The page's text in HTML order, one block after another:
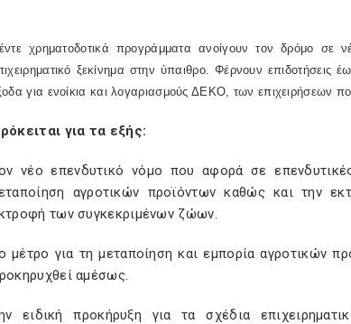
χρηματοδοτικά προγράμματα ανοίγουν τον δρόμο
ξεκίνημα στην ύπαιθρο. Φέρνουν
για ενοίκια και λογαριασμούς ΔΕΚΟ, των επιχειρήσεων
για τα εξής:
νέο επενδυτικό νόμο που αφορά σε
αγροτικών προϊόντων καθώς και την
των συγκεκριμένων ζώων.
μέτρο για τη μεταποίηση και εμπορία αγροτικών
αμέσως.
ειδική προκήρυξη για τα σχέδια